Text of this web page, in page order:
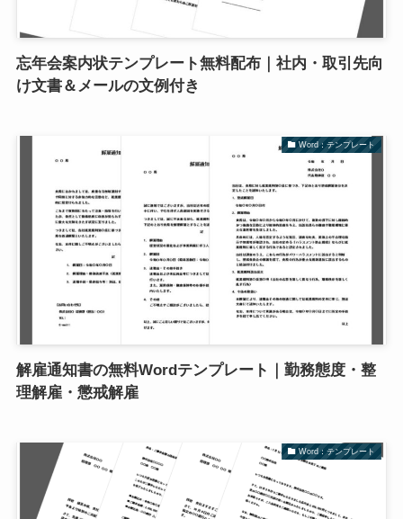
忘年会案内状テンプレート無料配布｜社内・取引先向
け文書＆メールの文例付き
Word：テンプレート
解雇通知書の無料Wordテンプレート｜勤務態度・整
理解雇・懲戒解雇
Word：テンプレート